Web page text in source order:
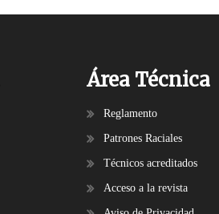
Área Técnica
Reglamento
Patrones Raciales
Técnicos acreditados
Acceso a la revista